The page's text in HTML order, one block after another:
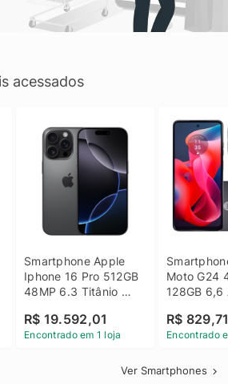
acessados
Smartphone Apple
Iphone 16 Pro 512GB
48MP 6.3 Titânio
R$ 19.592,01
Encontrado em 1 loja
Moto G24
128GB 6,6
R$
Encontrado
Ver Smartphones